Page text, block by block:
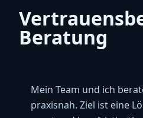
Beratung
Mein Team und ich
praxisnah. Ziel ist eine